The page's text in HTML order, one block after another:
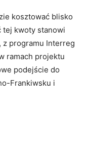
kosztować blisko
tej kwoty stanowi
z programu Interreg
ramach projektu
podejście do
Frankiwsku i